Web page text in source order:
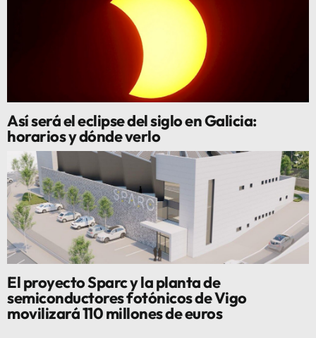
Así será el eclipse del siglo en Galicia:
horarios y dónde verlo
El proyecto Sparc y la planta de
semiconductores fotónicos de Vigo
movilizará 110 millones de euros